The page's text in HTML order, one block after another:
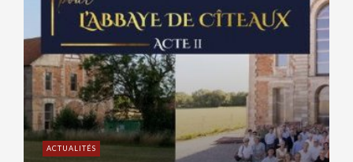
ACTUALITÉS